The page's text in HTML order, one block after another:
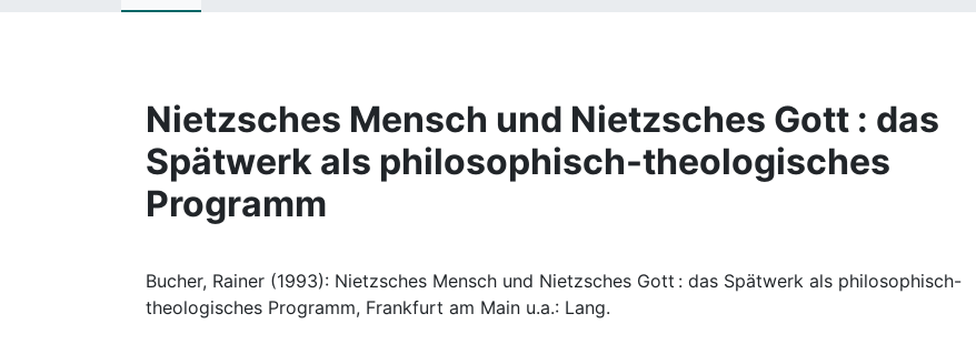
Nietzsches Mensch und Nietzsches Gott : das
Spätwerk als philosophisch-theologisches
Programm
Bucher, Rainer (1993): Nietzsches Mensch und Nietzsches Gott : das Spätwerk als philosophisch-
theologisches Programm, Frankfurt am Main u.a.: Lang.